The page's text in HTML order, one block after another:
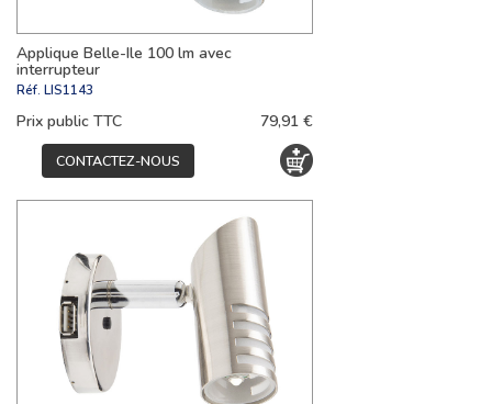
Applique Belle-Ile 100 lm avec
interrupteur
Réf. LIS1143
Prix public TTC 79,91 €
CONTACTEZ-NOUS